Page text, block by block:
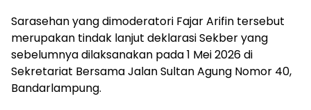
Sarasehan yang dimoderatori Fajar Arifin tersebut
merupakan tindak lanjut deklarasi Sekber yang
sebelumnya dilaksanakan pada 1 Mei 2026 di
Sekretariat Bersama Jalan Sultan Agung Nomor 40,
Bandarlampung.